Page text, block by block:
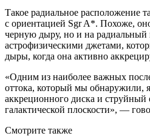
Такое радиальное расположение
с ориентацией Sgr A*. Похоже,
черную дыру, но и на
астрофизическими джетами,
дыры, когда она активно
«Одним из наиболее важных
оттока, который мы обнаружили,
аккреционного диска и струйный
галактической плоскости», —
Смотрите также